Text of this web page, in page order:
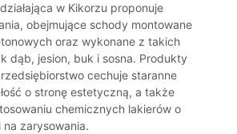
w Kikorzu proponuje
obejmujące schody montowane
oraz wykonane z takich
dąb, jesion, buk i sosna. Produkty
cechuje staranne
o stronę estetyczną, a także
chemicznych lakierów o
zarysowania.